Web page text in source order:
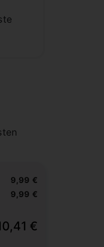
9,99 €
9,99 €
€